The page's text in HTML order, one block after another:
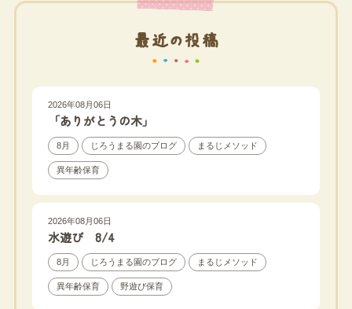
最近の投稿
2026年08月06日
「ありがとうの木」
8月 じろうまる園のブログ まるじメソッド
異年齢保育
2026年08月06日
水遊び 8/4
8月 じろうまる園のブログ まるじメソッド
異年齢保育 野遊び保育